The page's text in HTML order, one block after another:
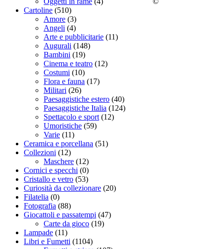
Cartoline (510)
Amore (3)
Angeli (4)
Arte e pubblicitarie (11)
Augurali (148)
Bambini (19)
Cinema e teatro (12)
Costumi (10)
Flora e fauna (17)
Militari (26)
Paesaggistiche estero (40)
Paesaggistiche Italia (124)
Spettacolo e sport (12)
Umoristiche (59)
Varie (11)
Ceramica e porcellana (51)
Collezioni (12)
Maschere (12)
Cornici e specchi (0)
Cristallo e vetro (53)
Curiosità da collezionare (20)
Filatelia (0)
Fotografia (88)
Giocattoli e passatempi (47)
Carte da gioco (19)
Lampade (11)
Libri e Fumetti (1104)